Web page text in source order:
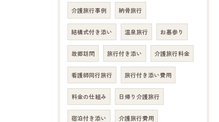
介護旅行事例 納骨旅行
結構式付き添い 温泉旅行 お墓参り
故郷訪問 旅行付き添い 介護旅行料金
看護師同行旅行 旅行付き添い費用
料金の仕組み 日帰り介護旅行
宿泊付き添い 介護旅行費用